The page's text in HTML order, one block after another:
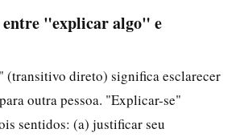
"explicar algo" e
(transitivo direto) significa esclarecer
outra pessoa. "Explicar-se"
sentidos: (a) justificar seu